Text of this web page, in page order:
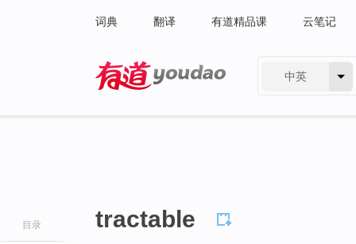
词典 翻译 有道精品课 云笔记
中英
目录 tractable